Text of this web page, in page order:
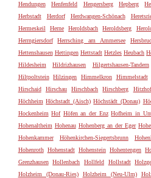
Hendungen
Henfenfeld Hengersberg Hepberg
Herbstadt
Herdorf Herdwangen-Schönach
Hermeskeil
Herne Heroldsbach Heroldsberg
Herrngiersdorf
Herrsching am Ammersee
Hettenshausen Hettingen Hettstadt Hetzles Heubach
Hildesheim
Hildrizhausen Hilgertshausen-Tandern
Hiltpoltstein
Hilzingen Himmelkron Himmelstadt
Hirschaid
Hirschau Hirschbach Hirschberg
Höchheim Höchstadt (Aisch) Höchstädt (Donau)
Hockenheim Hof Höfen an der Enz Hofheim in
Hohenaltheim Hohenau Hohenberg an der Eger
Hohenkammer
Höhenkirchen-Siegertsbrunn
Hohenroth Hohenstadt Hohenstein Hohentengen
Grenzhausen
Hollenbach Hollfeld Hollstadt
Holzheim (Donau-Ries)
Holzheim (Neu-Ulm)